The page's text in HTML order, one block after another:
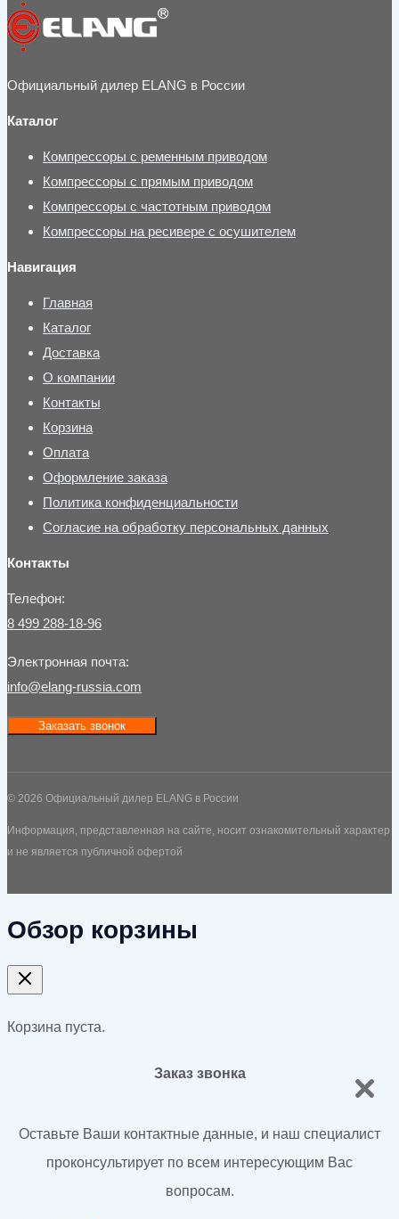
Официальный дилер ELANG в России
Каталог
Компрессоры с ременным приводом
Компрессоры с прямым приводом
Компрессоры с частотным приводом
Компрессоры на ресивере с осушителем
Навигация
Главная
Каталог
Доставка
О компании
Контакты
Корзина
Оплата
Оформление заказа
Политика конфиденциальности
Согласие на обработку персональных данных
Контакты
Телефон:
8 499 288-18-96
Электронная почта:
info@elang-russia.com
Заказать звонок
© 2026 Официальный дилер ELANG в России
Информация, представленная на сайте, носит ознакомительный характер
и не является публичной офертой
Обзор корзины
Корзина пуста.
Заказ звонка
Оставьте Ваши контактные данные, и наш специалист
проконсультирует по всем интересующим Вас
вопросам.